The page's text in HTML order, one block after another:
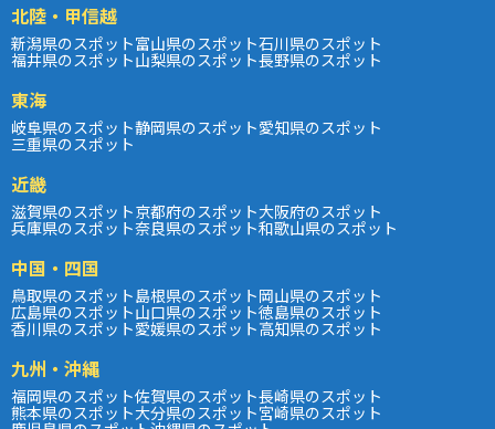
北陸・甲信越
新潟県のスポット富山県のスポット石川県のスポット
福井県のスポット山梨県のスポット長野県のスポット
東海
岐阜県のスポット静岡県のスポット愛知県のスポット
三重県のスポット
近畿
滋賀県のスポット京都府のスポット大阪府のスポット
兵庫県のスポット奈良県のスポット和歌山県のスポット
中国・四国
鳥取県のスポット島根県のスポット岡山県のスポット
広島県のスポット山口県のスポット徳島県のスポット
香川県のスポット愛媛県のスポット高知県のスポット
九州・沖縄
福岡県のスポット佐賀県のスポット長崎県のスポット
熊本県のスポット大分県のスポット宮崎県のスポット